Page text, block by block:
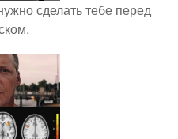
сделать тебе перед